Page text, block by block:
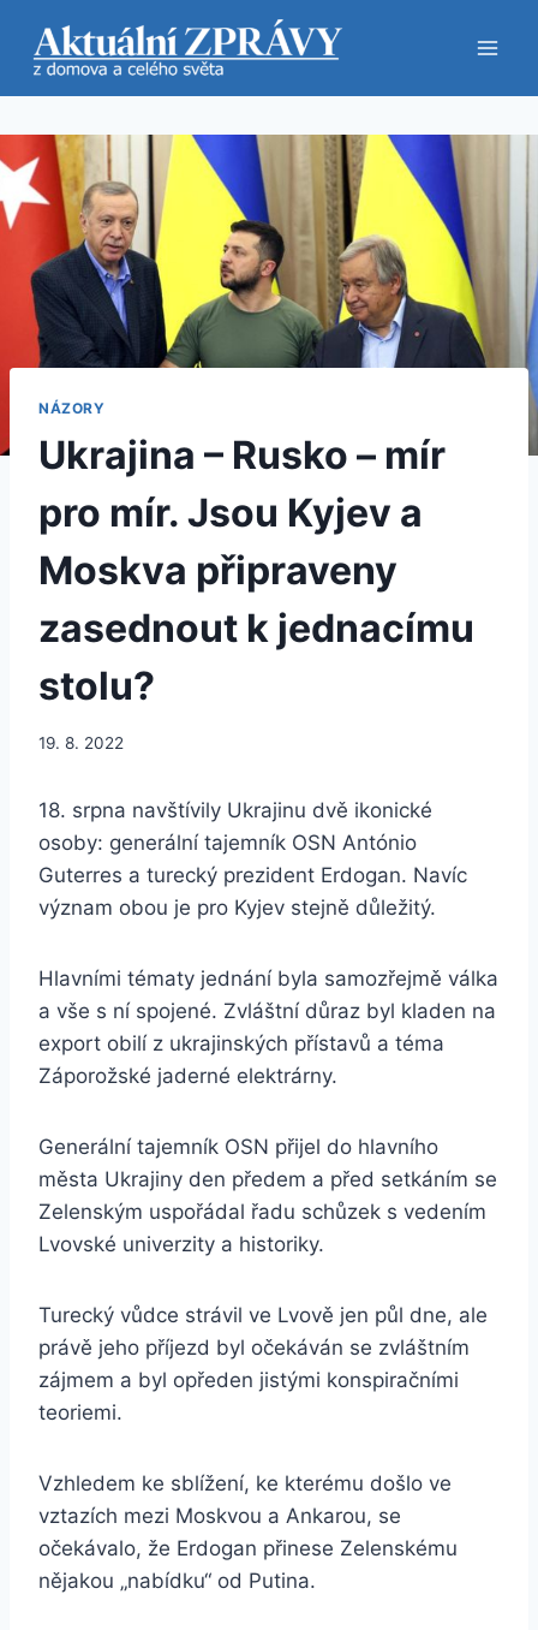
obsah
NÁZORY
Ukrajina – Rusko – mír
pro mír. Jsou Kyjev a
Moskva připraveny
zasednout k jednacímu
stolu?
19. 8. 2022
18. srpna navštívily Ukrajinu dvě ikonické
osoby: generální tajemník OSN António
Guterres a turecký prezident Erdogan. Navíc
význam obou je pro Kyjev stejně důležitý.
Hlavními tématy jednání byla samozřejmě válka
a vše s ní spojené. Zvláštní důraz byl kladen na
export obilí z ukrajinských přístavů a ​​téma
Záporožské jaderné elektrárny.
Generální tajemník OSN přijel do hlavního
města Ukrajiny den předem a před setkáním se
Zelenským uspořádal řadu schůzek s vedením
Lvovské univerzity a historiky.
Turecký vůdce strávil ve Lvově jen půl dne, ale
právě jeho příjezd byl očekáván se zvláštním
zájmem a byl opředen jistými konspiračními
teoriemi.
Vzhledem ke sblížení, ke kterému došlo ve
vztazích mezi Moskvou a Ankarou, se
očekávalo, že Erdogan přinese Zelenskému
nějakou „nabídku“ od Putina.